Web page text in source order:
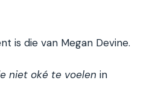
is die van Megan Devine.
niet oké te voelen in